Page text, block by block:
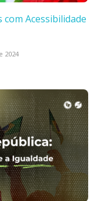
Acessibilidade
2024